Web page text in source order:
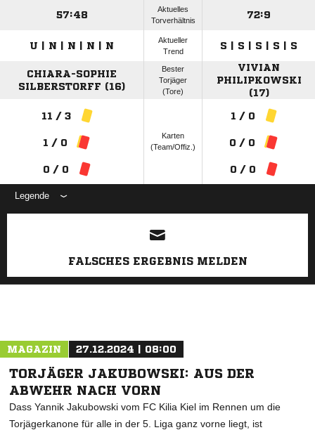
57:48
Aktuelles
Torverhältnis
72:9
U | N | N | N | N
Aktueller
Trend
S | S | S | S | S
CHIARA-SOPHIE
SILBERSTORFF (16)
Bester
Torjäger
(Tore)
VIVIAN
PHILIPKOWSKI
(17)
11 / 3
1 / 0
0 / 0
Karten
(Team/Offiz.)
1 / 0
0 / 0
0 / 0
Legende
ANZEIGE
FALSCHES ERGEBNIS MELDEN
MAGAZIN 27.12.2024 | 08:00
TORJÄGER JAKUBOWSKI: AUS DER
ABWEHR NACH VORN
Dass Yannik Jakubowski vom FC Kilia Kiel im Rennen um die
Torjägerkanone für alle in der 5. Liga ganz vorne liegt, ist